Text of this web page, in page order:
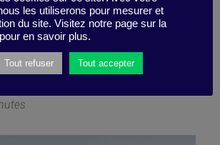
ma confiance en
les utiliserons pour mesurer et
du site. Visitez notre page sur la
en savoir plus.
Tout refuser Tout accepter